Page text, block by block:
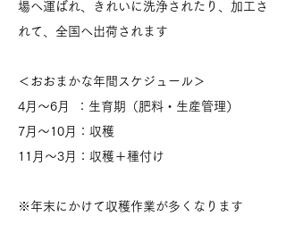
場へ運ばれ、きれいに洗浄されたり、加工さ
れて、全国へ出荷されます
＜おおまかな年間スケジュール＞
4月～6月 ：生育期（肥料・生産管理）
7月～10月：収穫
11月～3月：収穫＋種付け
※年末にかけて収穫作業が多くなります